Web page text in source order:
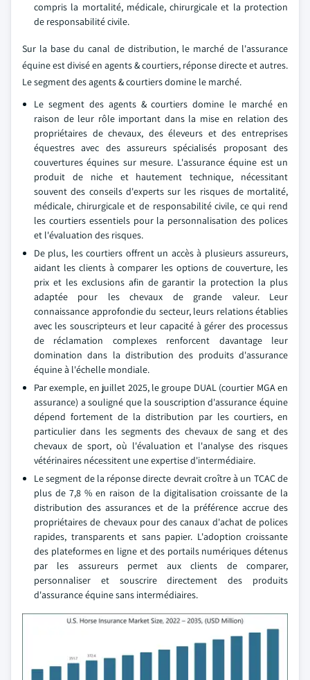
compris la mortalité, médicale, chirurgicale et la protection
de responsabilité civile.
Sur la base du canal de distribution, le marché de l'assurance
équine est divisé en agents & courtiers, réponse directe et autres.
Le segment des agents & courtiers domine le marché.
Le segment des agents & courtiers domine le marché en
raison de leur rôle important dans la mise en relation des
propriétaires de chevaux, des éleveurs et des entreprises
équestres avec des assureurs spécialisés proposant des
couvertures équines sur mesure. L'assurance équine est un
produit de niche et hautement technique, nécessitant
souvent des conseils d'experts sur les risques de mortalité,
médicale, chirurgicale et de responsabilité civile, ce qui rend
les courtiers essentiels pour la personnalisation des polices
et l'évaluation des risques.
De plus, les courtiers offrent un accès à plusieurs assureurs,
aidant les clients à comparer les options de couverture, les
prix et les exclusions afin de garantir la protection la plus
adaptée pour les chevaux de grande valeur. Leur
connaissance approfondie du secteur, leurs relations établies
avec les souscripteurs et leur capacité à gérer des processus
de réclamation complexes renforcent davantage leur
domination dans la distribution des produits d'assurance
équine à l'échelle mondiale.
Par exemple, en juillet 2025, le groupe DUAL (courtier MGA en
assurance) a souligné que la souscription d'assurance équine
dépend fortement de la distribution par les courtiers, en
particulier dans les segments des chevaux de sang et des
chevaux de sport, où l'évaluation et l'analyse des risques
vétérinaires nécessitent une expertise d'intermédiaire.
Le segment de la réponse directe devrait croître à un TCAC de
plus de 7,8 % en raison de la digitalisation croissante de la
distribution des assurances et de la préférence accrue des
propriétaires de chevaux pour des canaux d'achat de polices
rapides, transparents et sans papier. L'adoption croissante
des plateformes en ligne et des portails numériques détenus
par les assureurs permet aux clients de comparer,
personnaliser et souscrire directement des produits
d'assurance équine sans intermédiaires.